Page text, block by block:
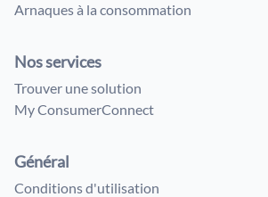
Arnaques à la consommation
Nos services
Trouver une solution
My ConsumerConnect
Général
Conditions d'utilisation